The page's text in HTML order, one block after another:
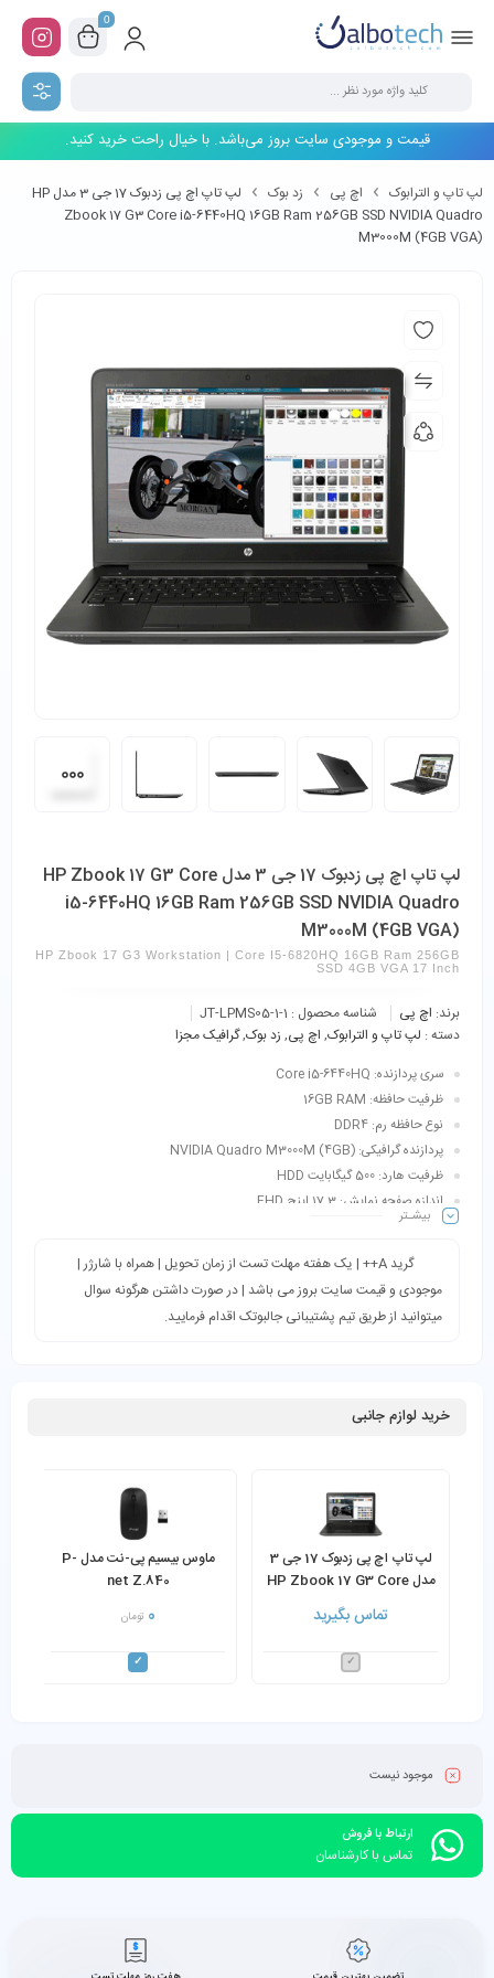
0
قیمت و موجودی سایت بروز می‌باشد. با خیال راحت خرید کنید.
لپ تاپ و الترابوک اچ پی زد بوک
لپ تاپ اچ پی زدبوک 17 جی 3 مدل HP
Zbook 17 G3 Core i5-6440HQ 16GB Ram 256GB SSD NVIDIA Quadro
M3000M (4GB VGA)
لپ تاپ اچ پی زدبوک 17 جی 3 مدل HP Zbook 17 G3 Core
i5-6440HQ 16GB Ram 256GB SSD NVIDIA Quadro
M3000M (4GB VGA)
HP Zbook 17 G3 Workstation | Core I5-6820HQ 16GB Ram 256GB
SSD 4GB VGA 17 Inch
برند: اچ پی شناسه محصول : JT-LPMS05-1-1
دسته : لپ تاپ و الترابوک, اچ پی, زد بوک,گرافیک‌ مجزا
سری پردازنده: Core i5-6440HQ
ظرفیت حافظه: 16GB RAM
نوع حافظه رم: DDR4
پردازنده گرافیکی: NVIDIA Quadro M3000M (4GB)
ظرفیت هارد: 500 گیگابایت HDD
اندازه صفحه نمایش: 17.3 اینچ FHD
بیشـتر
گرید A++ | یک هفته مهلت تست از زمان تحویل | همراه با شارژر |
موجودی و قیمت سایت بروز می باشد | در صورت داشتن هرگونه سوال
میتوانید از طریق تیم پشتیبانی جالبوتک اقدام فرمایید.
خرید لوازم جانبی
لپ تاپ اچ پی زدبوک 17 جی 3
مدل HP Zbook 17 G3 Core
i5-6440HQ 16GB Ram
256GB SSD NVIDIA
VGA)
تماس بگیرید
ماوس بیسیم پی-نت مدل P-
net Z.840
0 تومان
موجود نیست
ارتباط با فروش
تماس با کارشناسان